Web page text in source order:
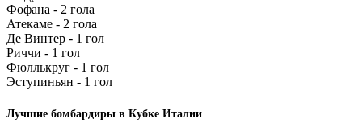
Фофана - 2 гола
Атекаме - 2 гола
Де Винтер - 1 гол
Риччи - 1 гол
Фюллькруг - 1 гол
Эступиньян - 1 гол
Лучшие бомбардиры в Кубке Италии